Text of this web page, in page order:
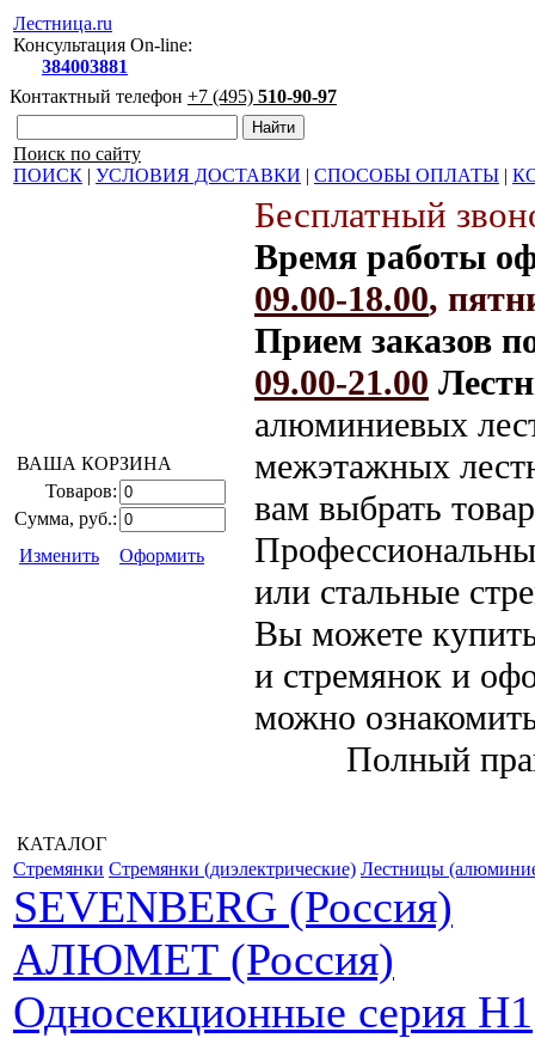
Лестница.ru
Консультация On-line:
384003881
Контактный телефон +7 (495) 510-90-97
Поиск по сайту
ПОИСК | УСЛОВИЯ ДОСТАВКИ | СПОСОБЫ ОПЛАТЫ |
ВАША КОРЗИНА
Товаров:
Сумма, руб.:
Изменить
Оформить
Бесплатный
Время работы
09.00-18.00,
Прием заказов
09.00-21.00
алюминиевых
межэтажных
вам выбрать
или стальные
Вы можете
и стремянок и
можно
Полный
КАТАЛОГ
Стремянки Стремянки (диэлектрические) Лестницы
SEVENBERG (Россия)
АЛЮМЕТ (Россия)
Односекционные серия H1